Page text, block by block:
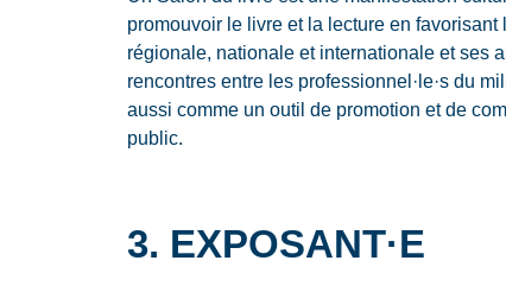
promouvoir le livre et la lecture en
régionale, nationale et internationale et ses
rencontres entre les professionnel·le·s du
aussi comme un outil de promotion et de
public.
3. EXPOSANT·E